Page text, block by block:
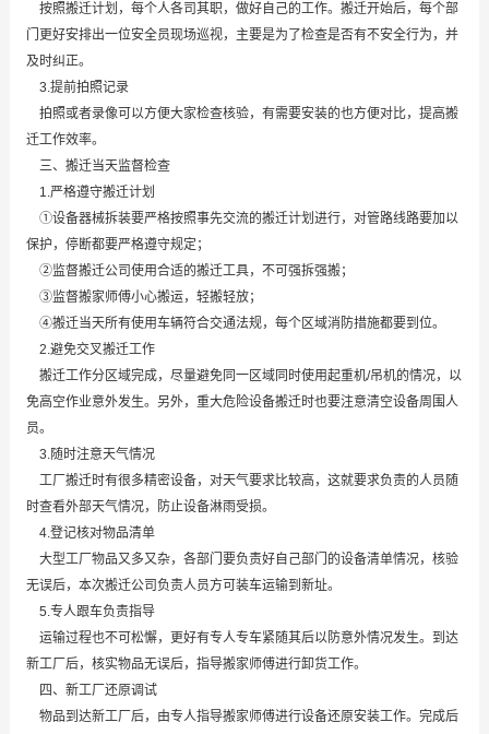
按照搬迁计划，每个人各司其职，做好自己的工作。搬迁开始后，每个部
门更好安排出一位安全员现场巡视，主要是为了检查是否有不安全行为，并
及时纠正。
3.提前拍照记录
拍照或者录像可以方便大家检查核验，有需要安装的也方便对比，提高搬
迁工作效率。
三、搬迁当天监督检查
1.严格遵守搬迁计划
①设备器械拆装要严格按照事先交流的搬迁计划进行，对管路线路要加以
保护，停断都要严格遵守规定；
②监督搬迁公司使用合适的搬迁工具，不可强拆强搬；
③监督搬家师傅小心搬运，轻搬轻放；
④搬迁当天所有使用车辆符合交通法规，每个区域消防措施都要到位。
2.避免交叉搬迁工作
搬迁工作分区域完成，尽量避免同一区域同时使用起重机/吊机的情况，以
免高空作业意外发生。另外，重大危险设备搬迁时也要注意清空设备周围人
员。
3.随时注意天气情况
工厂搬迁时有很多精密设备，对天气要求比较高，这就要求负责的人员随
时查看外部天气情况，防止设备淋雨受损。
4.登记核对物品清单
大型工厂物品又多又杂，各部门要负责好自己部门的设备清单情况，核验
无误后，本次搬迁公司负责人员方可装车运输到新址。
5.专人跟车负责指导
运输过程也不可松懈，更好有专人专车紧随其后以防意外情况发生。到达
新工厂后，核实物品无误后，指导搬家师傅进行卸货工作。
四、新工厂还原调试
物品到达新工厂后，由专人指导搬家师傅进行设备还原安装工作。完成后